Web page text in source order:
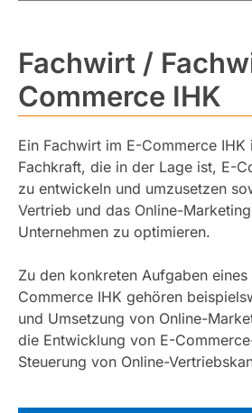
Fachwirt /
Commerce IHK
Ein Fachwirt im E-Commerce
Fachkraft, die in der Lage ist, E-
zu entwickeln und umzusetzen
Vertrieb und das Online-
Unternehmen zu optimieren.
Zu den konkreten Aufgaben
Commerce IHK gehören
und Umsetzung von Online-
die Entwicklung von E-
Steuerung von Online-